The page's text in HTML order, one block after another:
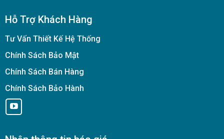
Hỗ Trợ Khách Hàng
Tư Vấn Thiết Kế Hệ Thống
Chính Sách Bảo Mật
Chính Sách Bán Hàng
Chính Sách Bảo Hành